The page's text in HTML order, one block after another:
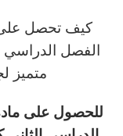
الفصل الدراسي
متميز